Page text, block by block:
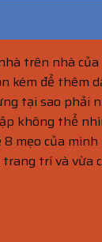
trên nhà
kém để thêm
tại sao phải
không thể
mẹo của
trí và vừa